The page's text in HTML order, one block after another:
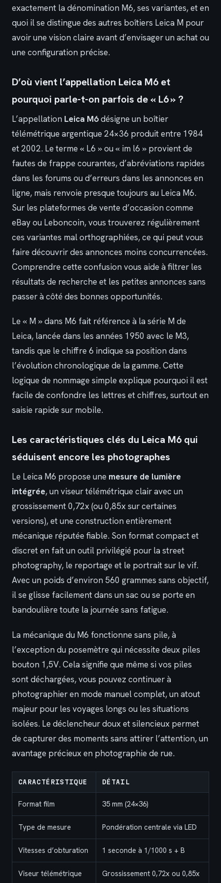
exactement la dénomination M6, ses variantes, et en
quoi il se distingue des autres boîtiers Leica M pour
avoir une vision claire avant d’envisager un achat ou
une configuration précise.
D’où vient l’appellation Leica M6 et
pourquoi parle-t-on parfois de « L6 » ?
L’appellation Leica M6désigne un boîtier
télémétrique argentique 24×36 produit entre 1984
et 2002. Le terme « L6 » ou « im l6 » provient de
fautes de frappe courantes, d’abréviations rapides
dans les forums ou d’erreurs dans les annonces en
ligne, mais renvoie presque toujours au Leica M6.
Sur les plateformes de vente d’occasion comme
eBay ou Leboncoin, vous trouverez régulièrement
ces variantes mal orthographiées, ce qui peut vous
faire découvrir des annonces moins concurrencées.
Comprendre cette confusion vous aide à filtrer les
résultats de recherche et les petites annonces sans
passer à côté des bonnes opportunités.
Le « M » dans M6 fait référence à la série M de
Leica, lancée dans les années 1950 avec le M3,
tandis que le chiffre 6 indique sa position dans
l’évolution chronologique de la gamme. Cette
logique de nommage simple explique pourquoi il est
facile de confondre les lettres et chiffres, surtout en
saisie rapide sur mobile.
Les caractéristiques clés du Leica M6 qui
séduisent encore les photographes
Le Leica M6 propose une mesure de lumière
intégrée, un viseur télémétrique clair avec un
grossissement 0,72x (ou 0,85x sur certaines
versions), et une construction entièrement
mécanique réputée fiable. Son format compact et
discret en fait un outil privilégié pour la street
photography, le reportage et le portrait sur le vif.
Avec un poids d’environ 560 grammes sans objectif,
il se glisse facilement dans un sac ou se porte en
bandoulière toute la journée sans fatigue.
La mécanique du M6 fonctionne sans pile, à
l’exception du posemètre qui nécessite deux piles
bouton 1,5V. Cela signifie que même si vos piles
sont déchargées, vous pouvez continuer à
photographier en mode manuel complet, un atout
majeur pour les voyages longs ou les situations
isolées. Le déclencheur doux et silencieux permet
de capturer des moments sans attirer l’attention, un
avantage précieux en photographie de rue.
CARACTÉRISTIQUE DÉTAIL
Format film 35 mm (24×36)
Type de mesure Pondération centrale via LED
Vitesses d’obturation 1 seconde à 1/1000 s + B
Viseur télémétrique Grossissement 0,72x ou 0,85x